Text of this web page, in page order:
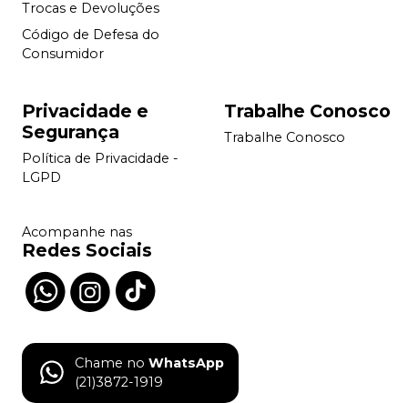
Trocas e Devoluções
Código de Defesa do
Consumidor
Privacidade e
Segurança
Política de Privacidade -
LGPD
Trabalhe Conosco
Trabalhe Conosco
Acompanhe nas
Redes Sociais
Chame no WhatsApp
(21)3872-1919